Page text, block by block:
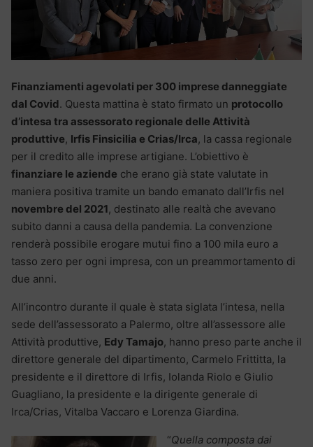
Finanziamenti agevolati per 300 imprese danneggiate
dal Covid. Questa mattina è stato firmato un protocollo
d’intesa tra assessorato regionale delle Attività
produttive, Irfis Finsicilia e Crias/Irca, la cassa regionale
per il credito alle imprese artigiane. L’obiettivo è
finanziare le aziende che erano già state valutate in
maniera positiva tramite un bando emanato dall’Irfis nel
novembre del 2021, destinato alle realtà che avevano
subito danni a causa della pandemia. La convenzione
renderà possibile erogare mutui fino a 100 mila euro a
tasso zero per ogni impresa, con un preammortamento di
due anni.
All’incontro durante il quale è stata siglata l’intesa, nella
sede dell’assessorato a Palermo, oltre all’assessore alle
Attività produttive, Edy Tamajo, hanno preso parte anche il
direttore generale del dipartimento, Carmelo Frittitta, la
presidente e il direttore di Irfis, Iolanda Riolo e Giulio
Guagliano, la presidente e la dirigente generale di
Irca/Crias, Vitalba Vaccaro e Lorenza Giardina.
“Quella composta dai